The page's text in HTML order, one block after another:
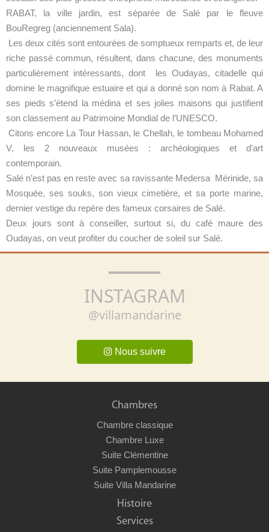
RABAT, la ville jardin, est séparée de Salé par le fleuve
BouRegreg (anciennement Sala).
Les deux cités sont entourées de somptueux remparts et, de leur
riche passé commun, résultent, dans chacune, des monuments
particulièrement intéressants, dont les Oudayas, citadelle qui
domine le magnifique estuaire et qui a donné son nom à Rabat. A
ses pieds s’étend la médina et ses jolies maisons qui justifient
son classement au Patrimoine Mondial de l’UNESCO.
Citons encore La Tour Hassan, le Chellah, le tombeau Mohamed
V, les 2 nouveaux musées : archéologiques et d’art
contemporain.
Salé n’est pas en reste avec sa ravissante Medersa Mérinide, sa
Mosquée, ses souks, son vieux cimetière, et sa porte marine,
dernier vestige du repère des fameux corsaires de Salé.
Deux jours sont à conseiller, surtout si, du café maure des
Oudayas, on veut profiter du coucher de soleil sur Salé.
INSTAGRAM
@villamandarine
Nous suivre
Chambres
Chambre classique
Chambre Luxe
Suite Clémentine
Suite Pamplemousse
Suite Villa Mandarine
Histoire
Services